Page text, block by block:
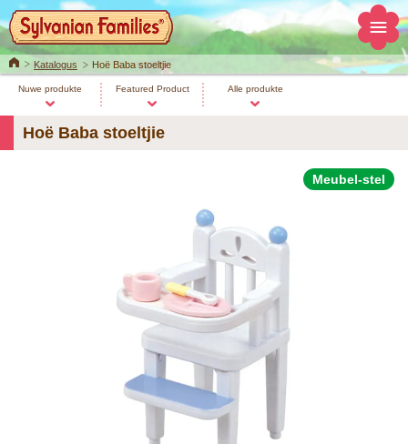
HomeKatalogus Hoë Baba stoeltjie
Nuwe produkte Featured Product Alle produkte
Hoë Baba stoeltjie
Meubel-stel